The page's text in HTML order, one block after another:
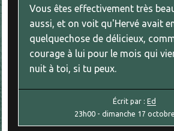
Vous êtes effectivement très
aussi, et on voit qu'Hervé avait
quelquechose de délicieux,
courage à lui pour le mois qui
nuit à toi, si tu peux.
Écrit par : Ed
23h00 -dimanche 17